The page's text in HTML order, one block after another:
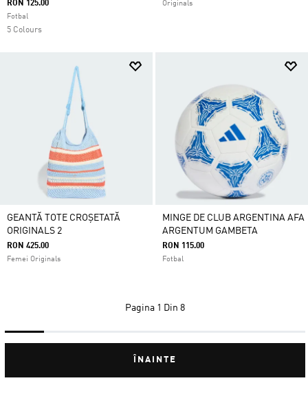
RON 125.00
Fotbal
5 Colours
Originals
GEANTĂ TOTE CROȘETATĂ
ORIGINALS 2
RON 425.00
Femei Originals
MINGE DE CLUB ARGENTINA AFA
ARGENTUM GAMBETA
RON 115.00
Fotbal
Pagina 1 Din 8
ÎNAINTE